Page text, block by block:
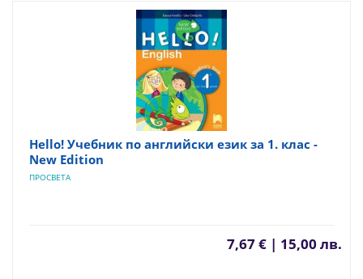
Hello! Учебник по английски език за 1. клас -
New Edition
ПРОСВЕТА
7,67 € | 15,00 лв.